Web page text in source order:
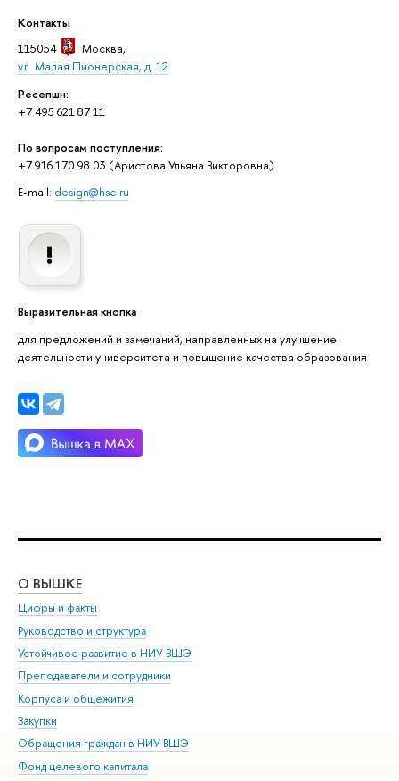
Контакты
115054
Москва,
ул. Малая Пионерская, д. 12
Ресепшн:
+7 495 621 87 11
По вопросам поступления:
+7 916 170 98 03 (Аристова Ульяна Викторовна)
E-mail: design@hse.ru
Выразительная кнопка
для предложений и замечаний, направленных на улучшение
деятельности университета и повышение качества образования
О ВЫШКЕ
Цифры и факты
Руководство и структура
Устойчивое развитие в НИУ ВШЭ
Преподаватели и сотрудники
Корпуса и общежития
Закупки
Обращения граждан в НИУ ВШЭ
Фонд целевого капитала